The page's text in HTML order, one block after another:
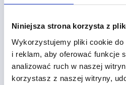
Niniejsza strona korzysta z
Wykorzystujemy pliki cookie
i reklam, aby oferować funkcje
analizować ruch w naszej
korzystasz z naszej witryny,
EMAIL*